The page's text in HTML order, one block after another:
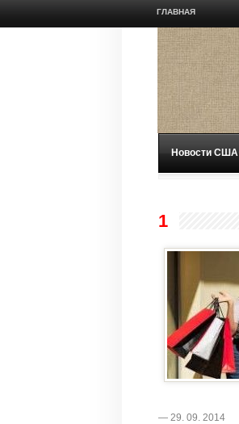
ГЛАВНАЯ
Новости США
1
— 29. 09. 2014